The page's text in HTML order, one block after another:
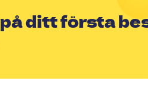
på ditt första